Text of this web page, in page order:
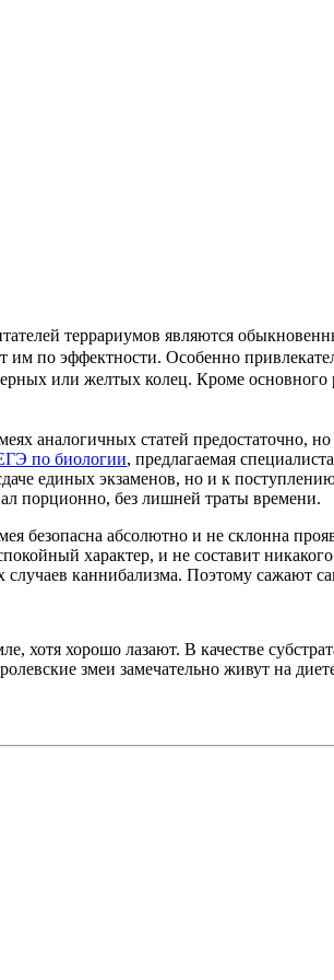
террариумов являются
им по эффектности. Особенно
или желтых колец. Кроме
аналогичных статей предостаточно, но
по биологии, предлагаемая
единых экзаменов, но и к
порционно, без лишней траты времени.
безопасна абсолютно и не склонна
характер, и не составит
случаев каннибализма. Поэтому сажают
хотя хорошо лазают. В качестве
змеи замечательно живут на